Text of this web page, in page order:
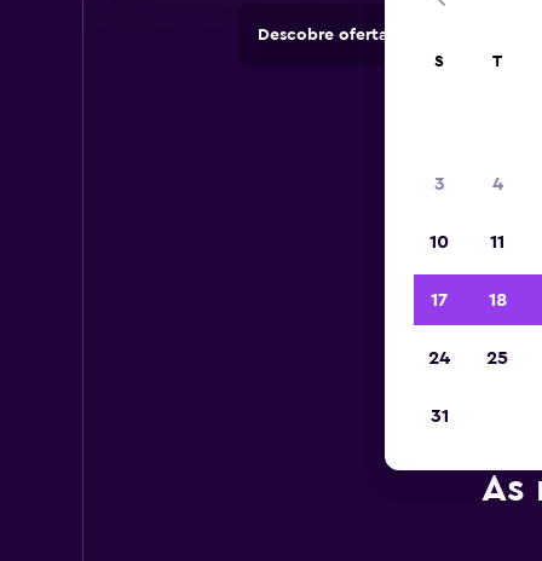
Descobre ofertas de rent-a-cars
As
S T
3 4
10 11
17 18
24 25
31